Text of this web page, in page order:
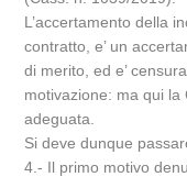
L’accertamento della
contratto, e’ un
di merito, ed e’
motivazione: ma qui la
adeguata.
Si deve dunque
4.- Il primo motivo